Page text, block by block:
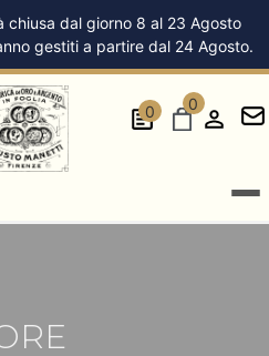
chiusa dal giorno 8 al 23 Agosto
gestiti a partire dal 24 Agosto.
0 0